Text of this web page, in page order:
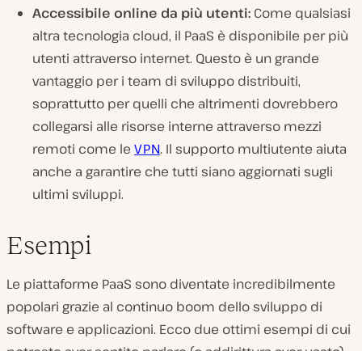
Accessibile online da più utenti: Come qualsiasi
altra tecnologia cloud, il PaaS è disponibile per più
utenti attraverso internet. Questo è un grande
vantaggio per i team di sviluppo distribuiti,
soprattutto per quelli che altrimenti dovrebbero
collegarsi alle risorse interne attraverso mezzi
remoti come le VPN. Il supporto multiutente aiuta
anche a garantire che tutti siano aggiornati sugli
ultimi sviluppi.
Esempi
Le piattaforme PaaS sono diventate incredibilmente
popolari grazie al continuo boom dello sviluppo di
software e applicazioni. Ecco due ottimi esempi di cui